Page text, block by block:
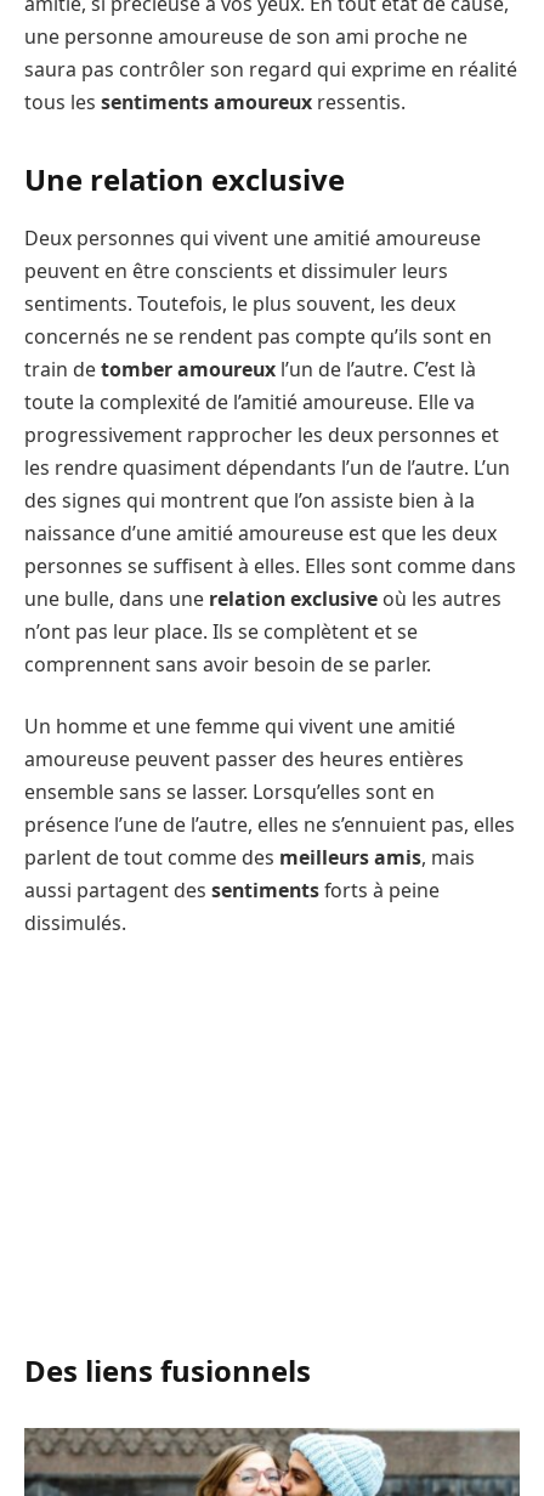
une personne amoureuse de son ami proche ne
saura pas contrôler son regard qui exprime en réalité
tous les sentiments amoureux ressentis.
Une relation exclusive
Deux personnes qui vivent une amitié amoureuse
peuvent en être conscients et dissimuler leurs
sentiments. Toutefois, le plus souvent, les deux
concernés ne se rendent pas compte qu’ils sont en
train detomber amoureux l’un de l’autre. C’est là
toute la complexité de l’amitié amoureuse. Elle va
progressivement rapprocher les deux personnes et
les rendre quasiment dépendants l’un de l’autre. L’un
des signes qui montrent que l’on assiste bien à la
naissance d’une amitié amoureuse est que les deux
personnes se suffisent à elles. Elles sont comme dans
une bulle, dans une relation exclusive où les autres
n’ont pas leur place. Ils se complètent et se
comprennent sans avoir besoin de se parler.
Un homme et une femme qui vivent une amitié
amoureuse peuvent passer des heures entières
ensemble sans se lasser. Lorsqu’elles sont en
présence l’une de l’autre, elles ne s’ennuient pas, elles
parlent de tout comme des meilleurs amis, mais
aussi partagent des sentimentsforts à peine
dissimulés.
Des liens fusionnels